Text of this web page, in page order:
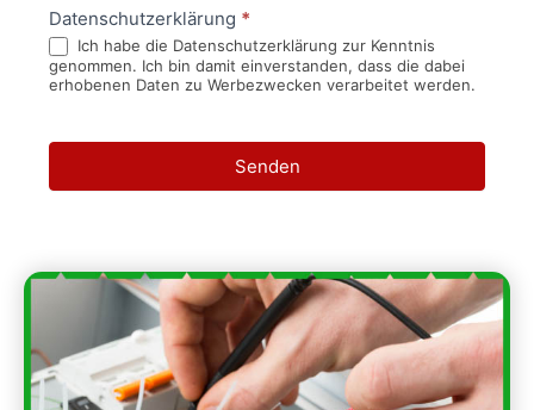
Datenschutzerklärung *
Ich habe die Datenschutzerklärung zur Kenntnis
genommen. Ich bin damit einverstanden, dass die dabei
erhobenen Daten zu Werbezwecken verarbeitet werden.
Senden